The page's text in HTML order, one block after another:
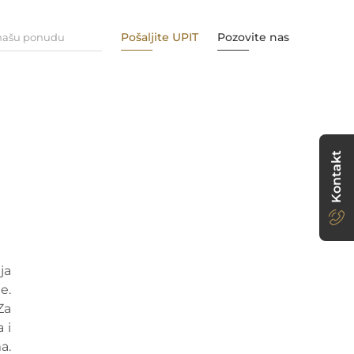
ponudu Pošaljite UPIT Pozovite nas
i
Kontakt